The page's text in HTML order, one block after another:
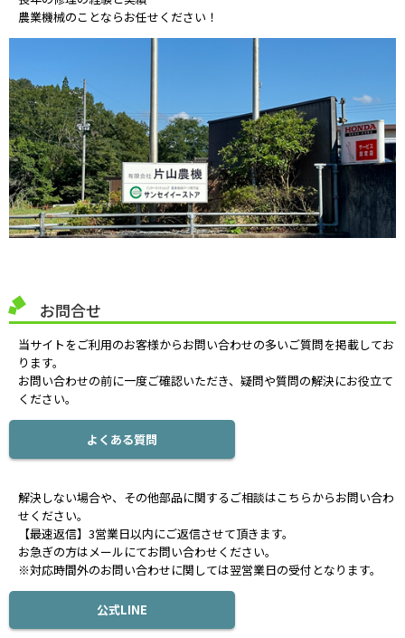
農業機械のことならお任せください！
お問合せ
当サイトをご利用のお客様からお問い合わせの多いご質問を掲載してお
ります。
お問い合わせの前に一度ご確認いただき、疑問や質問の解決にお役立て
ください。
よくある質問
解決しない場合や、その他部品に関するご相談はこちらからお問い合わ
せください。
【最速返信】3営業日以内にご返信させて頂きます。
お急ぎの方はメールにてお問い合わせください。
※対応時間外のお問い合わせに関しては翌営業日の受付となります。
公式LINE